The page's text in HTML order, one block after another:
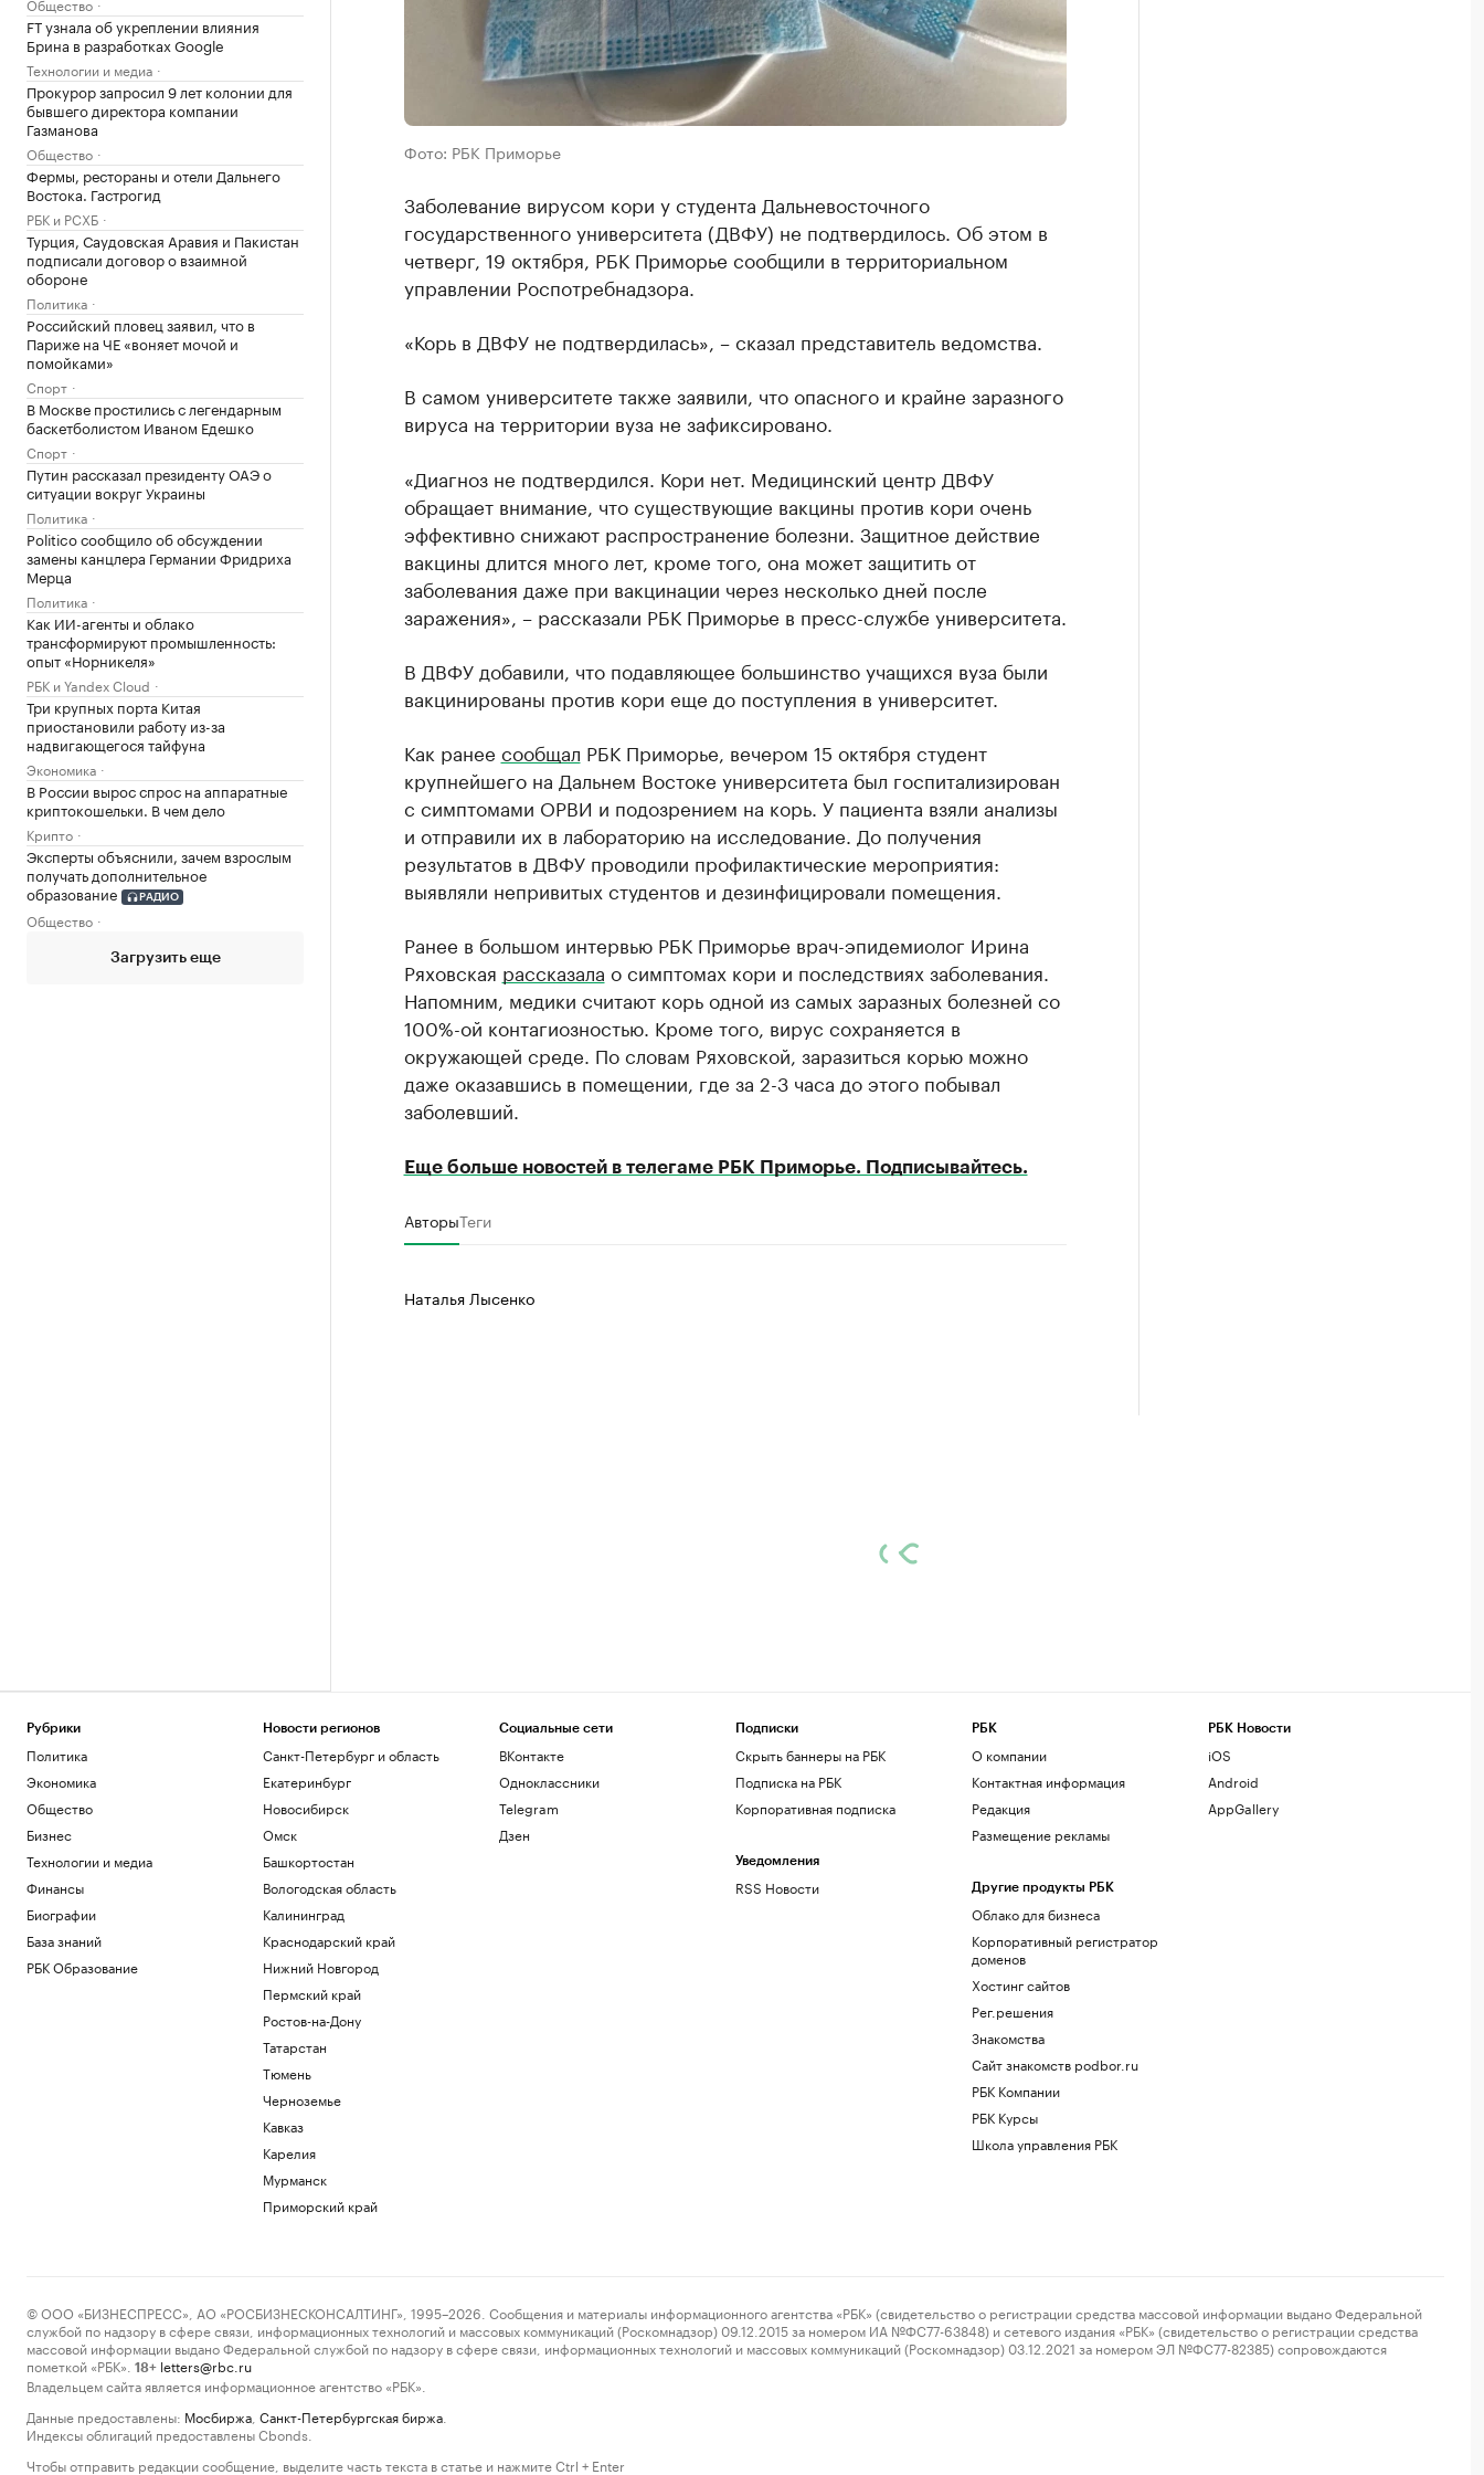
FT узнала об укреплении влияния
Брина в разработках Google
Технологии и медиа
Прокурор запросил 9 лет колонии для
бывшего директора компании
Газманова
Общество
Фермы, рестораны и отели Дальнего
Востока. Гастрогид
РБК и РСХБ
Турция, Саудовская Аравия и Пакистан
подписали договор о взаимной
обороне
Политика
Российский пловец заявил, что в
Париже на ЧЕ «воняет мочой и
помойками»
Спорт
В Москве простились с легендарным
баскетболистом Иваном Едешко
Спорт
Путин рассказал президенту ОАЭ о
ситуации вокруг Украины
Политика
Politico сообщило об обсуждении
замены канцлера Германии Фридриха
Мерца
Политика
Как ИИ-агенты и облако
трансформируют промышленность:
опыт «Норникеля»
РБК и Yandex Cloud
Три крупных порта Китая
приостановили работу из-за
надвигающегося тайфуна
Экономика
В России вырос спрос на аппаратные
криптокошельки. В чем дело
Крипто
Эксперты объяснили, зачем взрослым
получать дополнительное
образование
РАДИО
Общество
Загрузить еще
Фото: РБК Приморье
Заболевание вирусом кори у студента Дальневосточного
государственного университета (ДВФУ) не подтвердилось. Об этом в
четверг, 19 октября, РБК Приморье сообщили в территориальном
управлении Роспотребнадзора.
«Корь в ДВФУ не подтвердилась», – сказал представитель ведомства.
В самом университете также заявили, что опасного и крайне заразного
вируса на территории вуза не зафиксировано.
«Диагноз не подтвердился. Кори нет. Медицинский центр ДВФУ
обращает внимание, что существующие вакцины против кори очень
эффективно снижают распространение болезни. Защитное действие
вакцины длится много лет, кроме того, она может защитить от
заболевания даже при вакцинации через несколько дней после
заражения», – рассказали РБК Приморье в пресс-службе университета.
В ДВФУ добавили, что подавляющее большинство учащихся вуза были
вакцинированы против кори еще до поступления в университет.
Как ранее сообщал РБК Приморье, вечером 15 октября студент
крупнейшего на Дальнем Востоке университета был госпитализирован
с симптомами ОРВИ и подозрением на корь. У пациента взяли анализы
и отправили их в лабораторию на исследование. До получения
результатов в ДВФУ проводили профилактические мероприятия:
выявляли непривитых студентов и дезинфицировали помещения.
Ранее в большом интервью РБК Приморье врач-эпидемиолог Ирина
Ряховская рассказала о симптомах кори и последствиях заболевания.
Напомним, медики считают корь одной из самых заразных болезней со
100%-ой контагиозностью. Кроме того, вирус сохраняется в
окружающей среде. По словам Ряховской, заразиться корью можно
даже оказавшись в помещении, где за 2-3 часа до этого побывал
заболевший.
Еще больше новостей в телегаме РБК Приморье. Подписывайтесь.
АвторыТеги
Наталья Лысенко
Рубрики
Политика
Экономика
Общество
Бизнес
Технологии и медиа
Финансы
Биографии
База знаний
РБК Образование
Новости регионов
Санкт-Петербург и область
Екатеринбург
Новосибирск
Омск
Башкортостан
Вологодская область
Калининград
Краснодарский край
Нижний Новгород
Пермский край
Ростов-на-Дону
Татарстан
Тюмень
Черноземье
Кавказ
Карелия
Мурманск
Приморский край
Социальные сети
ВКонтакте
Одноклассники
Telegram
Дзен
Подписки
Скрыть баннеры на РБК
Подписка на РБК
Корпоративная подписка
Уведомления
RSS Новости
РБК
О компании
Контактная информация
Редакция
Размещение рекламы
Другие продукты РБК
Облако для бизнеса
Корпоративный регистратор
доменов
Хостинг сайтов
Рег.решения
Знакомства
Сайт знакомств podbor.ru
РБК Компании
РБК Курсы
Школа управления РБК
РБК Новости
iOS
Android
AppGallery
© ООО «БИЗНЕСПРЕСС», АО «РОСБИЗНЕСКОНСАЛТИНГ», 1995–2026. Сообщения и материалы информационного агентства «РБК» (свидетельство о регистрации средства массовой информации выдано Федеральной
службой по надзору в сфере связи, информационных технологий и массовых коммуникаций (Роскомнадзор) 09.12.2015 за номером ИА №ФС77-63848) и сетевого издания «РБК» (свидетельство о регистрации средства
массовой информации выдано Федеральной службой по надзору в сфере связи, информационных технологий и массовых коммуникаций (Роскомнадзор) 03.12.2021 за номером ЭЛ №ФС77-82385) сопровождаются
пометкой «РБК».
18+ letters@rbc.ru
Владельцем сайта является информационное агентство «РБК».
Данные предоставлены: Мосбиржа Санкт-Петербургская биржа
Индексы облигаций предоставлены Cbonds.
Чтобы отправить редакции сообщение, выделите часть текста в статье и нажмите Ctrl + Enter